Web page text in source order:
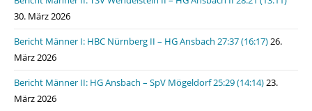
30. März 2026
Bericht Männer I: HBC Nürnberg II – HG Ansbach 27:37 (16:17)26.
März 2026
Bericht Männer II: HG Ansbach – SpV Mögeldorf 25:29 (14:14)23.
März 2026